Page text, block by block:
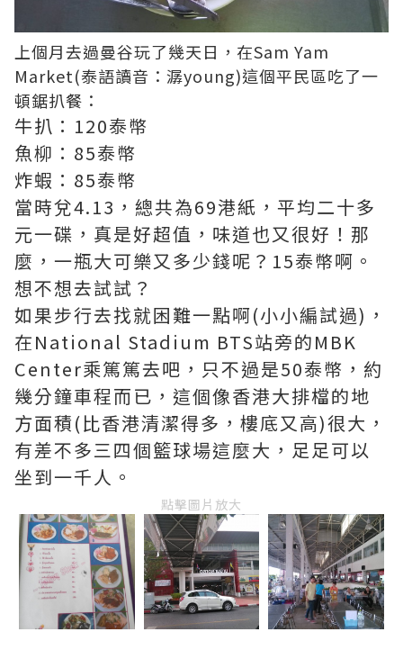
上個月去過曼谷玩了幾天日，在Sam Yam
Market(泰語讀音：潺young)這個平民區吃了一
頓鋸扒餐：
牛扒：120泰幣
魚柳：85泰幣
炸蝦：85泰幣
當時兌4.13，總共為69港紙，平均二十多
元一碟，真是好超值，味道也又很好！那
麼，一瓶大可樂又多少錢呢？15泰幣啊。
想不想去試試？
如果步行去找就困難一點啊(小小編試過)，
在National Stadium BTS站旁的MBK
Center乘篤篤去吧，只不過是50泰幣，約
幾分鐘車程而已，這個像香港大排檔的地
方面積(比香港清潔得多，樓底又高)很大，
有差不多三四個籃球場這麼大，足足可以
坐到一千人。
點擊圖片放大